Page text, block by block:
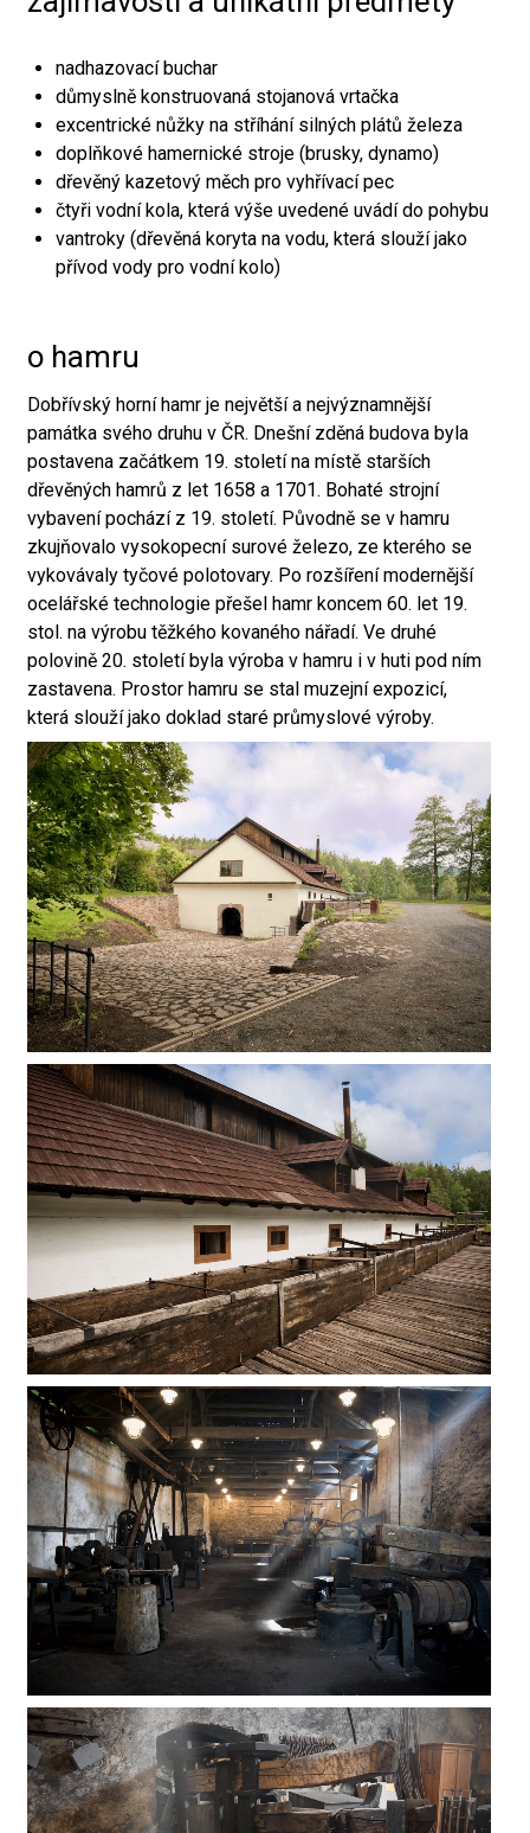
nadhazovací buchar
důmyslně konstruovaná stojanová vrtačka
excentrické nůžky na stříhání silných plátů železa
doplňkové hamernické stroje (brusky, dynamo)
dřevěný kazetový měch pro vyhřívací pec
čtyři vodní kola, která výše uvedené uvádí do pohybu
vantroky (dřevěná koryta na vodu, která slouží jako
přívod vody pro vodní kolo)
o hamru
Dobřívský horní hamr je největší a nejvýznamnější
památka svého druhu v ČR. Dnešní zděná budova byla
postavena začátkem 19. století na místě starších
dřevěných hamrů z let 1658 a 1701. Bohaté strojní
vybavení pochází z 19. století. Původně se v hamru
zkujňovalo vysokopecní surové železo, ze kterého se
vykovávaly tyčové polotovary. Po rozšíření modernější
ocelářské technologie přešel hamr koncem 60. let 19.
stol. na výrobu těžkého kovaného nářadí. Ve druhé
polovině 20. století byla výroba v hamru i v huti pod ním
zastavena. Prostor hamru se stal muzejní expozicí,
která slouží jako doklad staré průmyslové výroby.